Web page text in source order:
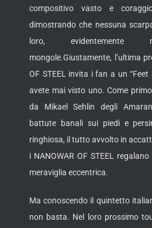
compositivo vasto e
dimostrando che nessuna
loro, evidentemente
mongole.Giustamente, l’ultima
OF STEEL invita i fan a un “Feet
avete mai visto uno. Come
da Mikael Sehlin degli
battute banali sui piedi e
ringhiosa, il tutto avvolto in
i NANOWAR OF STEEL
meraviglia eccentrica.
Ma conoscendo il quintetto
non basta. Nel loro prossimo